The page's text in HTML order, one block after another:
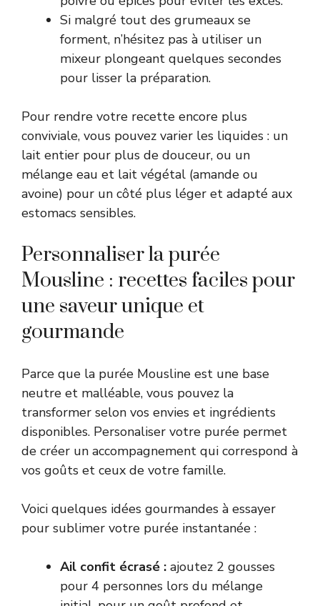
Si malgré tout des grumeaux se
forment, n’hésitez pas à utiliser un
mixeur plongeant quelques secondes
pour lisser la préparation.
Pour rendre votre recette encore plus
conviviale, vous pouvez varier les liquides : un
lait entier pour plus de douceur, ou un
mélange eau et lait végétal (amande ou
avoine) pour un côté plus léger et adapté aux
estomacs sensibles.
Personnaliser la purée
Mousline : recettes faciles pour
une saveur unique et
gourmande
Parce que la purée Mousline est une base
neutre et malléable, vous pouvez la
transformer selon vos envies et ingrédients
disponibles. Personaliser votre purée permet
de créer un accompagnement qui correspond à
vos goûts et ceux de votre famille.
Voici quelques idées gourmandes à essayer
pour sublimer votre purée instantanée :
Ail confit écrasé : ajoutez 2 gousses
pour 4 personnes lors du mélange